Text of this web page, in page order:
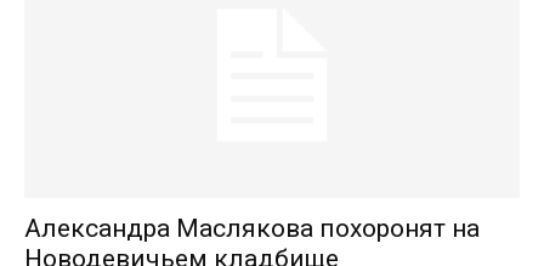
Александра Маслякова похоронят на
Новодевичьем кладбище